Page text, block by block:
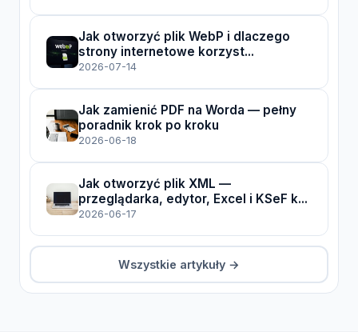
Jak otworzyć plik WebP i dlaczego
strony internetowe korzyst...
2026-07-14
Jak zamienić PDF na Worda — pełny
poradnik krok po kroku
2026-06-18
Jak otworzyć plik XML —
przeglądarka, edytor, Excel i KSeF k...
2026-06-17
Wszystkie artykuły →